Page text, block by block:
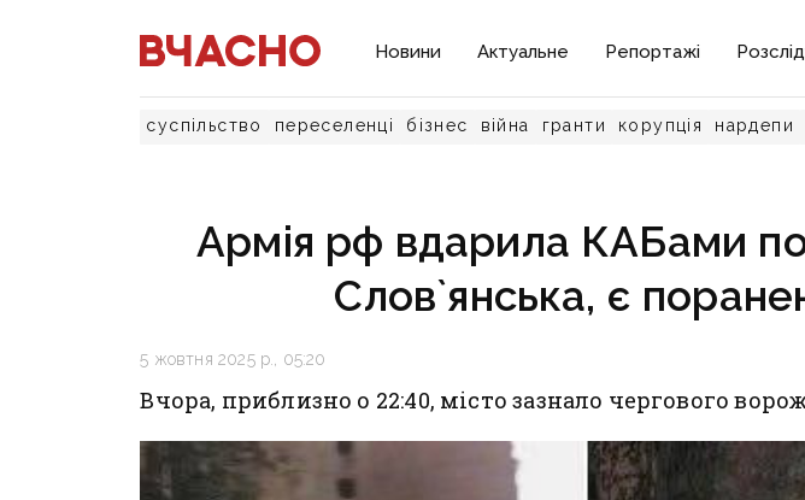
Новини Актуальне Репортажі
суспільство переселенці бізнес війна гранти корупція нардепи
Армія рф вдарила КАБами
Слов`янська, є
5 жовтня 2025 р., 05:20
Вчора, приблизно о 22:40, місто зазнало чергового